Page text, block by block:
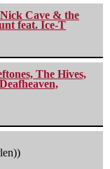
Cave & the
feat. Ice-T
The Hives,